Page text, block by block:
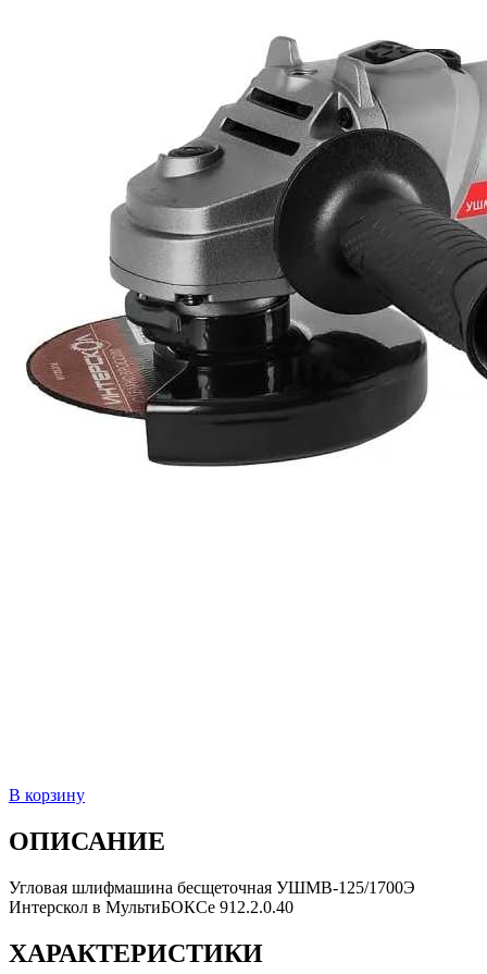
В корзину
ОПИСАНИЕ
Угловая шлифмашина бесщеточная УШМВ-125/1700Э
Интерскол в МультиБОКСе 912.2.0.40
ХАРАКТЕРИСТИКИ